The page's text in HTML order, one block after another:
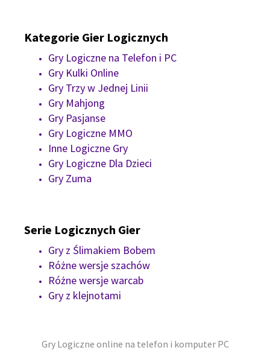
Kategorie Gier Logicznych
Gry Logiczne na Telefon i PC
Gry Kulki Online
Gry Trzy w Jednej Linii
Gry Mahjong
Gry Pasjanse
Gry Logiczne MMO
Inne Logiczne Gry
Gry Logiczne Dla Dzieci
Gry Zuma
Serie Logicznych Gier
Gry z Ślimakiem Bobem
Różne wersje szachów
Różne wersje warcab
Gry z klejnotami
Gry Logiczne online na telefon i komputer PC